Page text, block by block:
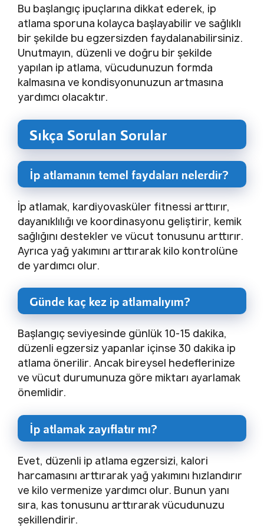
Bu başlangıç ipuçlarına dikkat ederek, ip
atlama sporuna kolayca başlayabilir ve sağlıklı
bir şekilde bu egzersizden faydalanabilirsiniz.
Unutmayın, düzenli ve doğru bir şekilde
yapılan ip atlama, vücudunuzun formda
kalmasına ve kondisyonunuzun artmasına
yardımcı olacaktır.
Sıkça Sorulan Sorular
İp atlamanın temel faydaları nelerdir?
İp atlamak, kardiyovasküler fitnessi arttırır,
dayanıklılığı ve koordinasyonu geliştirir, kemik
sağlığını destekler ve vücut tonusunu arttırır.
Ayrıca yağ yakımını arttırarak kilo kontrolüne
de yardımcı olur.
Günde kaç kez ip atlamalıyım?
Başlangıç seviyesinde günlük 10-15 dakika,
düzenli egzersiz yapanlar içinse 30 dakika ip
atlama önerilir. Ancak bireysel hedeflerinize
ve vücut durumunuza göre miktarı ayarlamak
önemlidir.
İp atlamak zayıflatır mı?
Evet, düzenli ip atlama egzersizi, kalori
harcamasını arttırarak yağ yakımını hızlandırır
ve kilo vermenize yardımcı olur. Bunun yanı
sıra, kas tonusunu arttırarak vücudunuzu
şekillendirir.